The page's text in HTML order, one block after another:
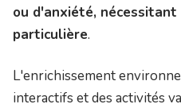
ou d'anxiété,
particulière.
L'enrichissement
interactifs et des activités